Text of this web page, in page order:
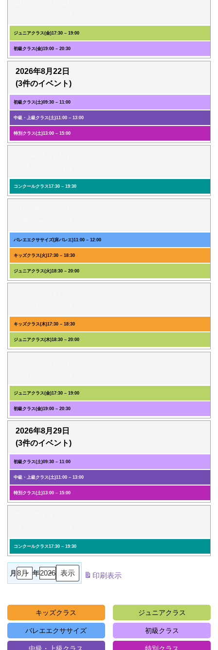
ジュニアクラス(金)17:30 – 19:00
初級クラス(金)19:00 – 20:30
2026年8月22日
(3件のイベント)
初級クラス(土)09:30 – 11:00
中級・上級クラス(土)11:00 – 13:00
特別クラス(土)13:00 – 15:00
コンクールクラス17:30 – 19:30
バレエエクササイズ(床バレエ)11:00 – 12:00
キッズクラス(火)17:30 – 18:30
ジュニアクラス(火)18:30 – 20:00
キッズクラス(木)17:30 – 18:30
ジュニアクラス(木)18:30 – 20:00
ジュニアクラス(金)17:30 – 19:00
初級クラス(金)19:00 – 20:30
2026年8月29日
(3件のイベント)
初級クラス(土)09:30 – 11:00
中級・上級クラス(土)11:00 – 13:00
特別クラス(土)13:00 – 15:00
コンクールクラス17:30 – 19:30
月 年 印刷表示
キッズクラス ジュニアクラス
バレエエクササイズ 初級クラス
中級・上級クラス 特別クラス